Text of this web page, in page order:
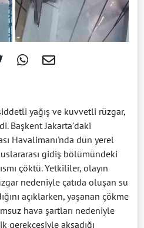
yağış ve kuvvetli rüzgar,
Başkent Jakarta'daki
Havalimanı'nda dün yerel
gidiş bölümündeki
çöktü. Yetkililer, olayın
nedeniyle çatıda oluşan su
açıklarken, yaşanan çökme
hava şartları nedeniyle
gerekçesiyle aksadığı